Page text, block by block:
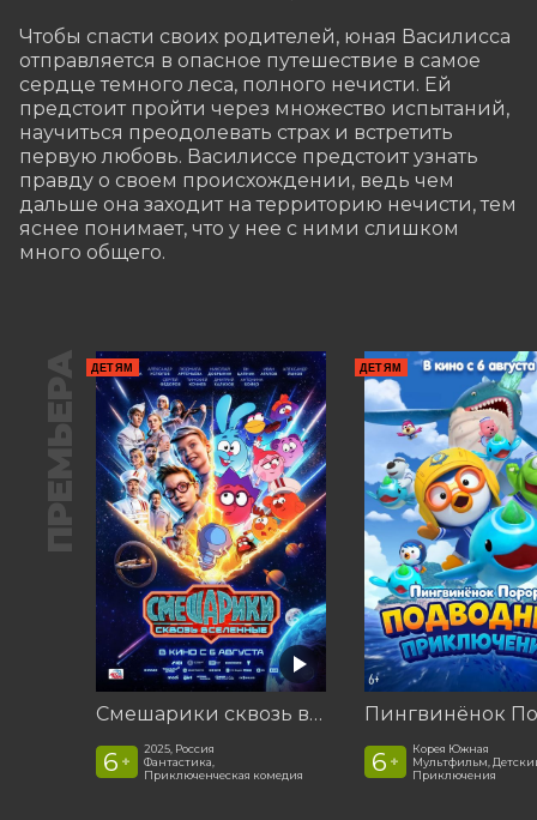
Чтобы спасти своих родителей, юная Василисса
отправляется в опасное путешествие в самое
сердце темного леса, полного нечисти. Ей
предстоит пройти через множество испытаний,
научиться преодолевать страх и встретить
первую любовь. Василиссе предстоит узнать
правду о своем происхождении, ведь чем
дальше она заходит на территорию нечисти, тем
яснее понимает, что у нее с ними слишком
много общего.
ПРЕМЬЕРА ДЕТЯМ
Смешарики сквозь вселенные
6 +
2025, Россия
Фантастика,
Приключенческая комедия
ДЕТЯМ
6 +
Корея Южная
Мультфильм,
Приключения